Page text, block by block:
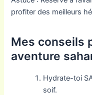
profiter des meilleurs
Mes conseils
aventure
Hydrate-toi
soif.